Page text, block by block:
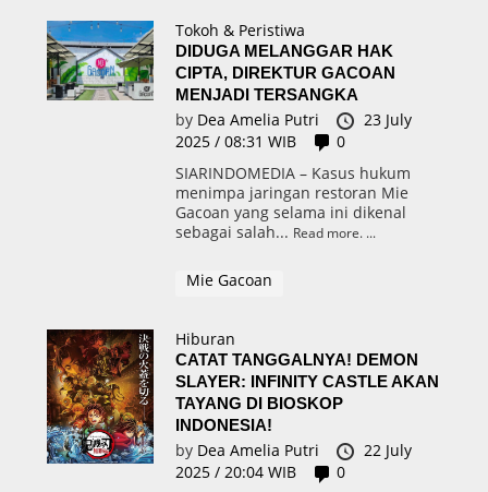
Tokoh & Peristiwa
DIDUGA MELANGGAR HAK
CIPTA, DIREKTUR GACOAN
MENJADI TERSANGKA
by Dea Amelia Putri
23 July
2025 / 08:31 WIB
0
SIARINDOMEDIA – Kasus hukum
menimpa jaringan restoran Mie
Gacoan yang selama ini dikenal
sebagai salah... Read more.
Mie Gacoan
Hiburan
CATAT TANGGALNYA! DEMON
SLAYER: INFINITY CASTLE AKAN
TAYANG DI BIOSKOP
INDONESIA!
by Dea Amelia Putri
22 July
2025 / 20:04 WIB
0